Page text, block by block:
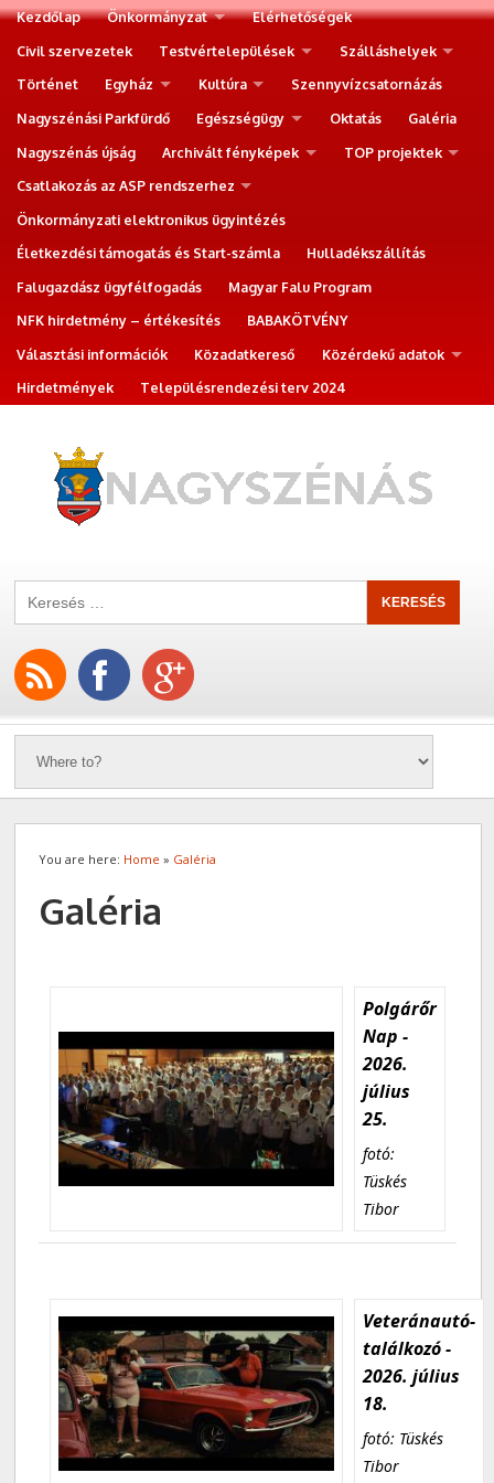
Kezdőlap Önkormányzat
Elérhetőségek
Civil szervezetek
Testvértelepülések
Szálláshelyek
Történet
Egyház Kultúra
Szennyvízcsatornázás
Nagyszénási Parkfürdő
Egészségügy Oktatás
Galéria
Nagyszénás újság
Archivált fényképek
TOP projektek
Csatlakozás az ASP rendszerhez
Önkormányzati elektronikus ügyintézés
Életkezdési támogatás és Start-számla
Hulladékszállítás
Falugazdász ügyfélfogadás
Magyar Falu Program
NFK hirdetmény – értékesítés
BABAKÖTVÉNY
Választási információk
Közadatkereső
Közérdekű adatok
Hirdetmények
Településrendezési terv 2024
You are here: Home » Galéria
Galéria
Polgárőr
Nap -
2026.
július
25.
fotó:
Tüskés
Tibor
Veteránautó-
találkozó -
2026. július
18.
fotó: Tüskés
Tibor